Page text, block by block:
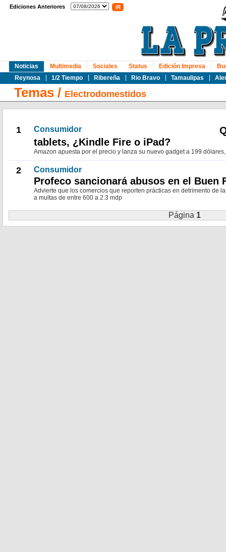
Ediciones Anteriores
Noticias
Reynosa
1/2 Tiempo Ribereña Rio Bravo Tamaulipas
Multimedia Sociales Status Edición Impresa
Temas / Electrodomestidos
1 Consumidor
tablets, ¿Kindle Fire o iPad?
Amazon apuesta por el precio y lanza su nuevo gadget a 199
2 Consumidor
Profeco sancionará abusos en el Buen
Advierte que los comercios que reporten prácticas en detrimento de
a multas de entre 600 a 2.3 mdp
Página 1